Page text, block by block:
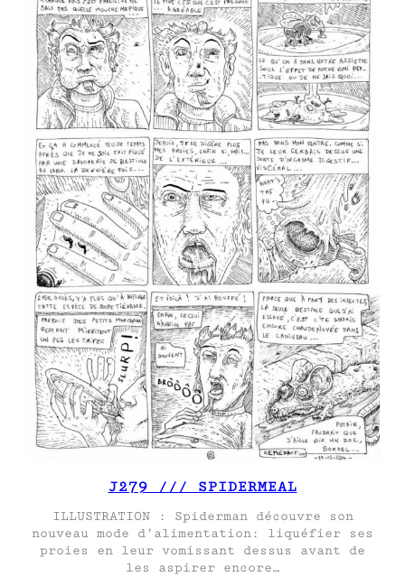
J279 /// SPIDERMEAL
ILLUSTRATION : Spiderman découvre son
nouveau mode d’alimentation: liquéfier ses
proies en leur vomissant dessus avant de
les aspirer encore…